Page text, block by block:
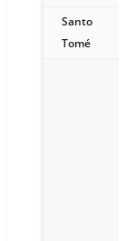
Santo
Tomé